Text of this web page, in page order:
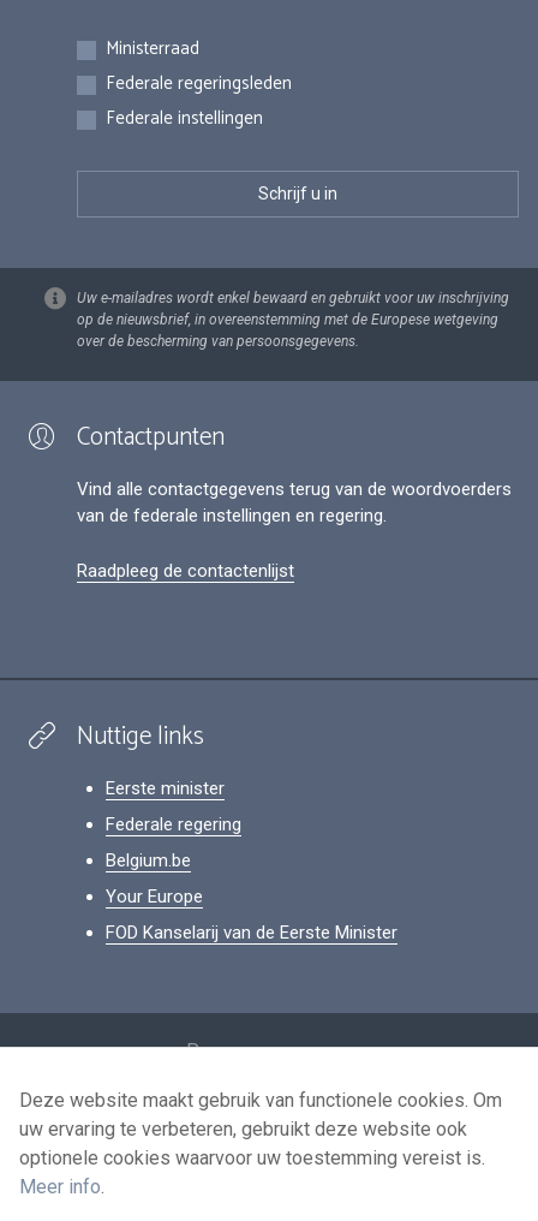
Inschrijvingen
Ministerraad
Federale regeringsleden
Federale instellingen
Uw e-mailadres wordt enkel bewaard en gebruikt voor uw inschrijving
op de nieuwsbrief, in overeenstemming met de Europese wetgeving
over de bescherming van persoonsgegevens.
Contactpunten
Vind alle contactgegevens terug van de woordvoerders
van de federale instellingen en regering.
Raadpleeg de contactenlijst
Nuttige links
Eerste minister
Federale regering
Belgium.be
Your Europe
FOD Kanselarij van de Eerste Minister
Persoonsgegevens
Voorwaarden voor het hergebruik
Contacteer ons
Deze website maakt gebruik van functionele cookies. Om
uw ervaring te verbeteren, gebruikt deze website ook
optionele cookies waarvoor uw toestemming vereist is.
Meer info.